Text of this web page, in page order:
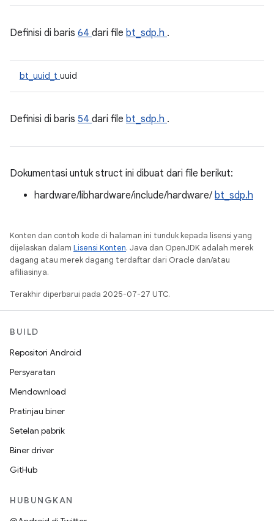
Definisi di baris 64 dari file bt_sdp.h .
bt_uuid_t uuid
Definisi di baris 54 dari file bt_sdp.h .
Dokumentasi untuk struct ini dibuat dari file berikut:
hardware/libhardware/include/hardware/ bt_sdp.h
Konten dan contoh kode di halaman ini tunduk kepada lisensi yang
dijelaskan dalam Lisensi Konten. Java dan OpenJDK adalah merek
dagang atau merek dagang terdaftar dari Oracle dan/atau
afiliasinya.
Terakhir diperbarui pada 2025-07-27 UTC.
BUILD
Repositori Android
Persyaratan
Mendownload
Pratinjau biner
Setelan pabrik
Biner driver
GitHub
HUBUNGKAN